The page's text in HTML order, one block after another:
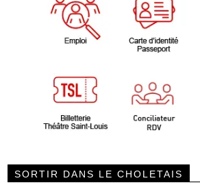
SORTIR DANS LE CHOLETAIS